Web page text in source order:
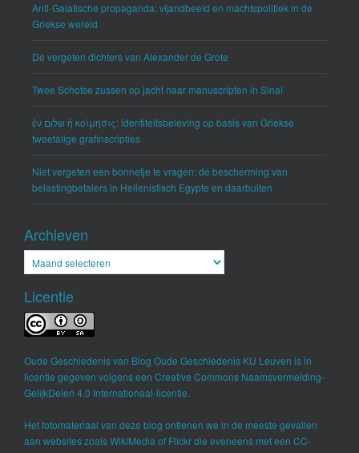
Anti-Galatische propaganda: vijandbeeld en machtspolitiek in de
Griekse wereld
De vergeten dichters van Alexander de Grote
Twee Schotse zussen op jacht naar manuscripten in Sinaï
ἐν שלום ἡ κοίμησις: identiteitsbeleving op basis van Griekse
tweetalige grafinscripties
Niet vergeten een bonnetje te vragen: de bescherming van
belastingbetalers in Hellenistisch Egypte en daarbuiten
Archieven
Archieven
Licentie
Oude Geschiedenisvan Blog Oude Geschiedenis KU Leuven is in
licentie gegeven volgens een Creative Commons Naamsvermelding-
GelijkDelen 4.0 Internationaal-licentie.
Het fotomateriaal van deze blog ontlenen we in de meeste gevallen
aan websites zoals WikiMedia of Flickr die eveneens met een CC-